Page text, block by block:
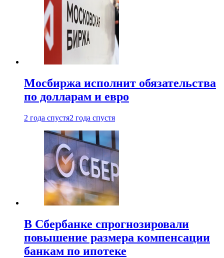
Мосбиржа исполнит обязательства
по долларам и евро
2 года спустя2 года спустя
В Сбербанке спрогнозировали
повышение размера компенсации
банкам по ипотеке